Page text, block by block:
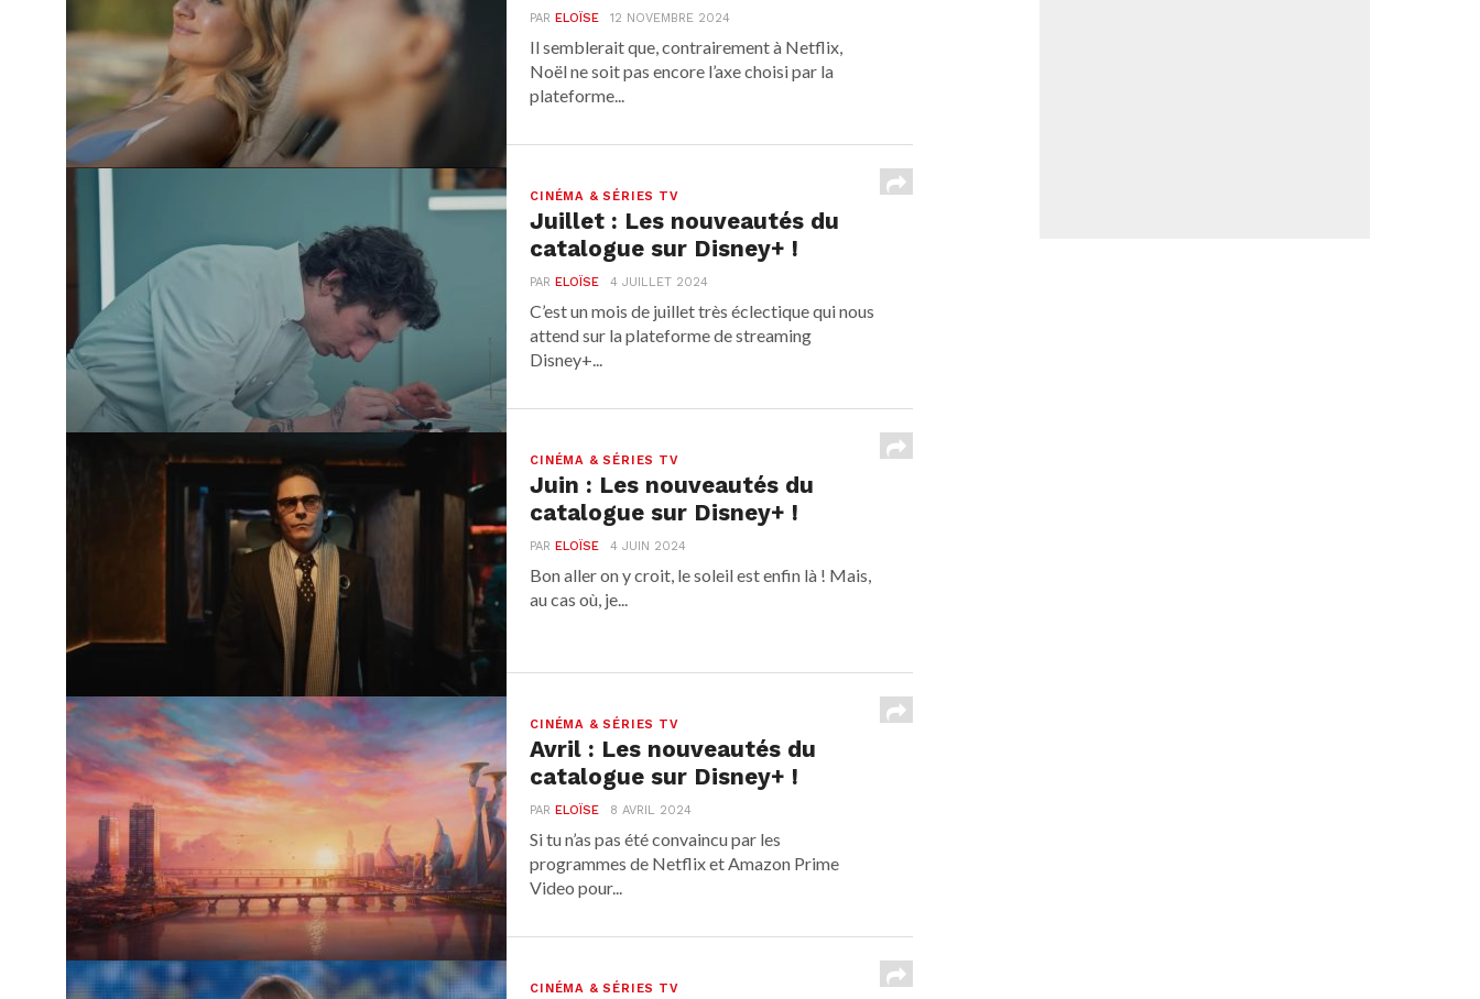
PARELOÏSE 12 NOVEMBRE 2024
Il semblerait que, contrairement à Netflix,
Noël ne soit pas encore l’axe choisi par la
plateforme...
CINÉMA & SÉRIES TV
Juillet : Les nouveautés du
catalogue sur Disney+ !
PARELOÏSE 4 JUILLET 2024
C’est un mois de juillet très éclectique qui nous
attend sur la plateforme de streaming
Disney+...
CINÉMA & SÉRIES TV
Juin : Les nouveautés du
catalogue sur Disney+ !
PARELOÏSE 4 JUIN 2024
Bon aller on y croit, le soleil est enfin là ! Mais,
au cas où, je...
CINÉMA & SÉRIES TV
Avril : Les nouveautés du
catalogue sur Disney+ !
PARELOÏSE 8 AVRIL 2024
Si tu n’as pas été convaincu par les
programmes de Netflix et Amazon Prime
Video pour...
CINÉMA & SÉRIES TV